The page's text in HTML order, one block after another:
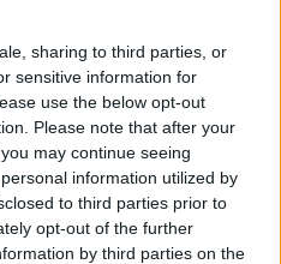
sharing to third parties, or
sensitive information for
use the below opt-out
Please note that after your
may continue seeing
information utilized by
to third parties prior to
opt-out of the further
by third parties on the